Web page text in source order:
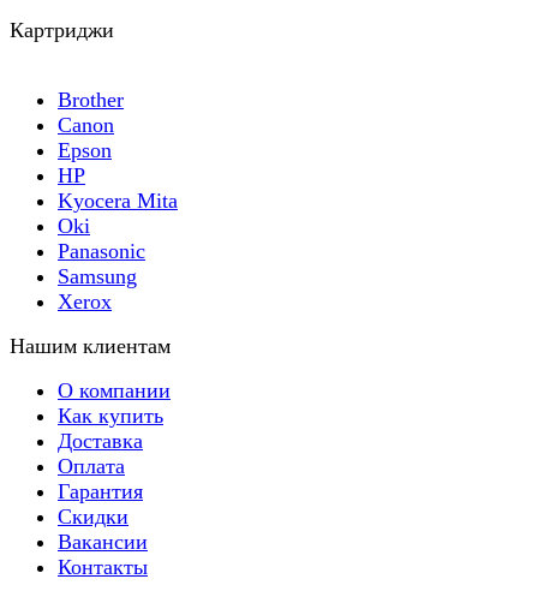
Картриджи
Brother
Canon
Epson
HP
Kyocera Mita
Oki
Panasonic
Samsung
Xerox
Нашим клиентам
О компании
Как купить
Доставка
Оплата
Гарантия
Скидки
Вакансии
Контакты